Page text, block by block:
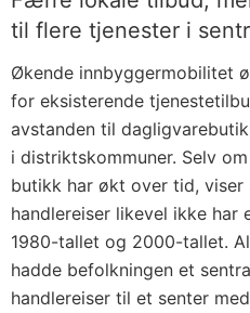
til flere tjenester i
Økende innbyggermobilitet
for eksisterende
avstanden til
i distriktskommuner. Selv
butikk har økt over tid,
handlereiser likevel ikke har
1980-tallet og 2000-tallet.
hadde befolkningen et
handlereiser til et senter